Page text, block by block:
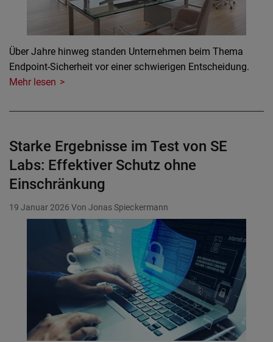
Über Jahre hinweg standen Unternehmen beim Thema
Endpoint-Sicherheit vor einer schwierigen Entscheidung.
Mehr lesen
Starke Ergebnisse im Test von SE
Labs: Effektiver Schutz ohne
Einschränkung
19 Januar 2026 Von Jonas Spieckermann